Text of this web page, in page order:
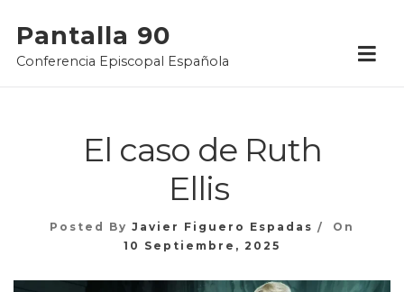
content
Pantalla 90
Conferencia Episcopal Española
El caso de Ruth
Ellis
Posted By Javier Figuero Espadas
On
10 Septiembre, 2025